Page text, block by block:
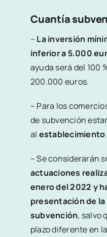
Cuantía
– La inversión
inferior a 5.000
ayuda será del 100
200.000 euros.
– Para los
de subvención
al establecimiento
– Se considerarán
actuaciones
enero del 2022 y
presentación de
subvención, salvo
plazo diferente en